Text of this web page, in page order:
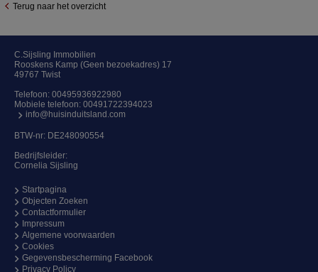
Terug naar het overzicht
C.Sijsling Immobilien
Rooskens Kamp (Geen bezoekadres) 17
49767 Twist
Telefoon: 00495936922980
Mobiele telefoon: 00491722394023
info@huisinduitsland.com
BTW-nr: DE248090554
Bedrijfsleider:
Cornelia Sijsling
Startpagina
Objecten Zoeken
Contactformulier
Impressum
Algemene voorwaarden
Cookies
Gegevensbescherming Facebook
Privacy Policy